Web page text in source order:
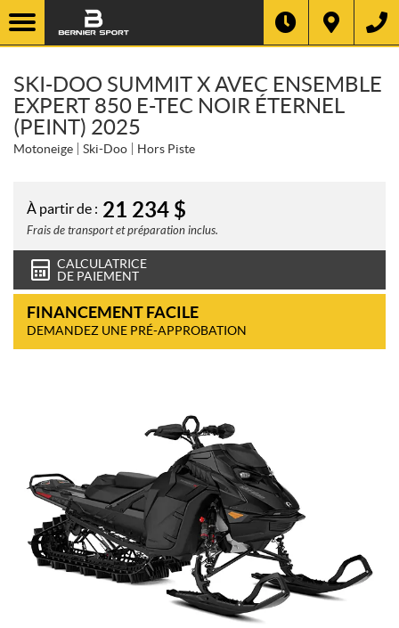
SKI-DOO SUMMIT X AVEC ENSEMBLE
EXPERT 850 E-TEC NOIR ÉTERNEL
(PEINT) 2025
Motoneige Ski-Doo Hors Piste
À partir de : 21 234 $
Frais de transport et préparation inclus.
CALCULATRICE
DE PAIEMENT
FINANCEMENT FACILE
DEMANDEZ UNE PRÉ-APPROBATION